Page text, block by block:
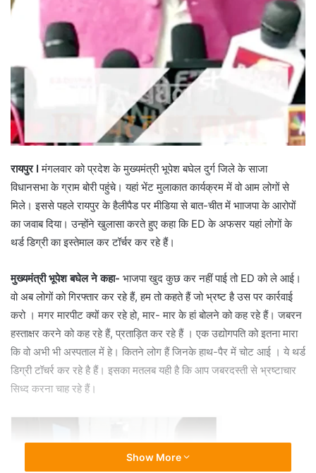
रायपुर I मंगलवार को प्रदेश के मुख्यमंत्री भूपेश बघेल दुर्ग जिले के साजा
विधानसभा के ग्राम बोरी पहुंचे। यहां भेंट मुलाकात कार्यक्रम में वो आम लोगों से
मिले। इससे पहले रायपुर के हैलीपैड पर मीडिया से बात-चीत में भााजपा के आरोपों
का जवाब दिया। उन्होंने खुलासा करते हुए कहा कि ED के अफसर यहां लोगों के
थर्ड डिग्री का इस्तेमाल कर टॉर्चर कर रहे हैं।
मुख्यमंत्री भूपेश बघेल ने कहा- भाजपा खुद कुछ कर नहीं पाई तो ED को ले आई।
वो अब लोगों को गिरफ्तार कर रहे हैं, हम तो कहते हैं जो भ्रष्ट है उस पर कार्रवाई
करो । मगर मारपीट क्यों कर रहे हो, मार- मार के हां बोलने को कह रहे हैं। जबरन
हस्ताक्षर करने को कह रहे हैं, प्रताड़ित कर रहे हैं । एक उद्योगपति को इतना मारा
कि वो अभी भी अस्पताल में हे। कितने लोग हैं जिनके हाथ-पैर में चोट आई । ये थर्ड
डिग्री टॉचर्र कर रहे है हैं। इसका मतलब यही है कि आप जबरदस्ती से भ्रष्टाचार
सिध्द करना चाह रहे हैं।
Show More